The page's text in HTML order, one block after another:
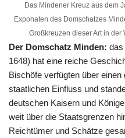
Das Mindener Kreuz aus dem
Exponaten des Domschatzes
Großkreuzen dieser Art in der
Der Domschatz Minden: das
1648) hat eine reiche
Bischöfe verfügten über
staatlichen Einfluss und
deutschen Kaisern und
weit über die Staatsgrenzen
Reichtümer und Schätze